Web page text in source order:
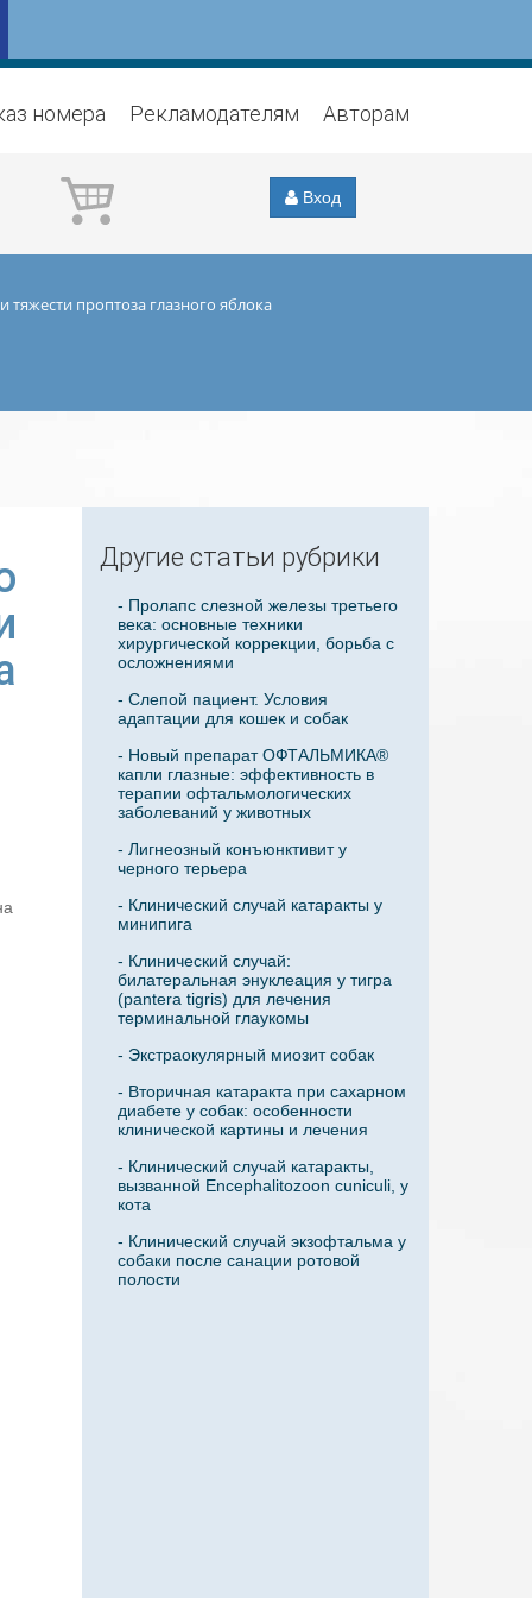
номера Рекламодателям Авторам
Вход
тяжести проптоза глазного яблока
Другие статьи рубрики
- Пролапс слезной железы третьего
века: основные техники
хирургической коррекции, борьба с
осложнениями
- Слепой пациент. Условия
адаптации для кошек и собак
- Новый препарат ОФТАЛЬМИКА®
капли глазные: эффективность в
терапии офтальмологических
заболеваний у животных
- Лигнеозный конъюнктивит у
черного терьера
- Клинический случай катаракты у
минипига
- Клинический случай:
билатеральная энуклеация у тигра
(pantera tigris) для лечения
терминальной глаукомы
- Экстраокулярный миозит собак
- Вторичная катаракта при сахарном
диабете у собак: особенности
клинической картины и лечения
- Клинический случай катаракты,
вызванной Encephalitozoon cuniculi, у
кота
- Клинический случай экзофтальма у
собаки после санации ротовой
полости